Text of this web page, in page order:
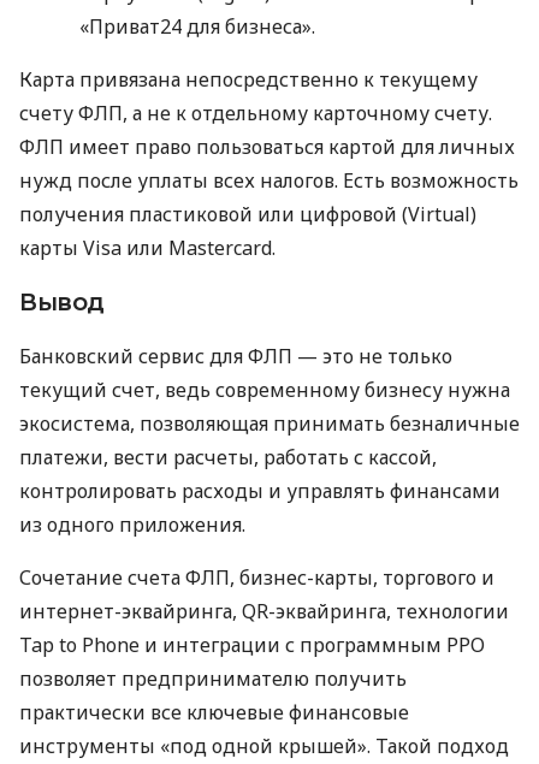
«Приват24 для бизнеса».
Карта привязана непосредственно к текущему
счету ФЛП, а не к отдельному карточному счету.
ФЛП имеет право пользоваться картой для личных
нужд после уплаты всех налогов. Есть возможность
получения пластиковой или цифровой (Virtual)
карты Visa или Mastercard.
Вывод
Банковский сервис для ФЛП — это не только
текущий счет, ведь современному бизнесу нужна
экосистема, позволяющая принимать безналичные
платежи, вести расчеты, работать с кассой,
контролировать расходы и управлять финансами
из одного приложения.
Сочетание счета ФЛП, бизнес-карты, торгового и
интернет-эквайринга, QR-эквайринга, технологии
Tap to Phone и интеграции с программным РРО
позволяет предпринимателю получить
практически все ключевые финансовые
инструменты «под одной крышей». Такой подход